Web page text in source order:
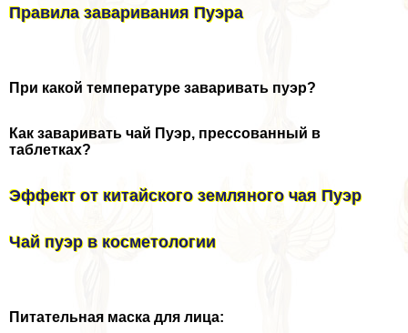
Правила заваривания Пуэра
При какой температуре заваривать пуэр?
Как заваривать чай Пуэр, прессованный в
таблетках?
Эффект от китайского земляного чая Пуэр
Чай пуэр в косметологии
Питательная маска для лица: